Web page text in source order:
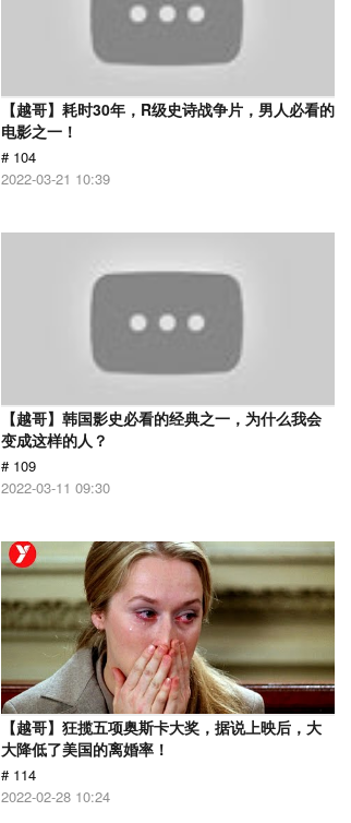
【越哥】耗时30年，R级史诗战争片，男人必看的
电影之一！
# 104
2022-03-21 10:39
【越哥】韩国影史必看的经典之一，为什么我会
变成这样的人？
# 109
2022-03-11 09:30
【越哥】狂揽五项奥斯卡大奖，据说上映后，大
大降低了美国的离婚率！
# 114
2022-02-28 10:24